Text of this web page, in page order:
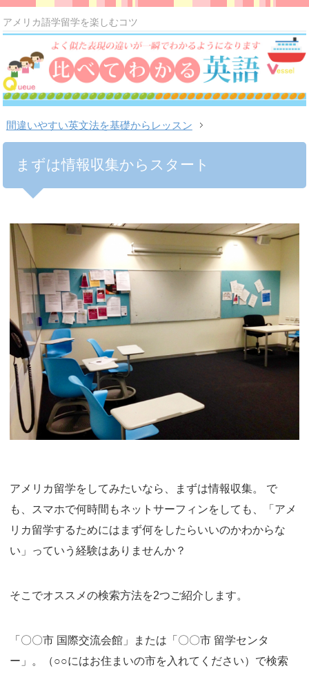
アメリカ語学留学を楽しむコツ
間違いやすい英文法を基礎からレッスン
まずは情報収集からスタート
アメリカ留学をしてみたいなら、まずは情報収集。 で
も、スマホで何時間もネットサーフィンをしても、「アメ
リカ留学するためにはまず何をしたらいいのかわからな
い」っていう経験はありませんか？
そこでオススメの検索方法を2つご紹介します。
「〇〇市 国際交流会館」または「〇〇市 留学センタ
ー」。（○○にはお住まいの市を入れてください）で検索